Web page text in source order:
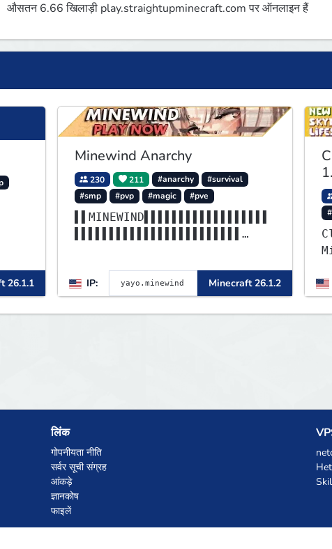
औसतन 6.66 खिलाड़ी play.straightupminecraft.com पर ऑनलाइन हैं
26.1.1
Minewind Anarchy
230 211 #anarchy
#survival
#smp
#pvp #magic #pve
▌▌MINEWIND▌▌▌▌▌▌▌▌▌▌▌▌▌▌▌▌▌▌
▌▌▌▌▌▌▌▌▌▌▌▌▌▌▌▌▌▌▌▌▌▌▌▌
IP:
Minecraft 26.1.2
लिंक
गोपनीयता नीति
सर्वर सूची संग्रह
आंकड़े
ज्ञानकोष
फाइलें